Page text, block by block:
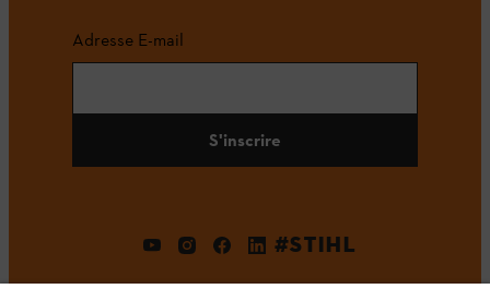
Adresse E-mail
S'inscrire
#STIHL